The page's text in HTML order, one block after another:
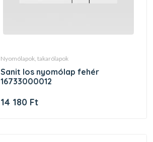
nyomólapok, takarólapok
sanit los nyomólap fehér
16733000012
14 180 Ft